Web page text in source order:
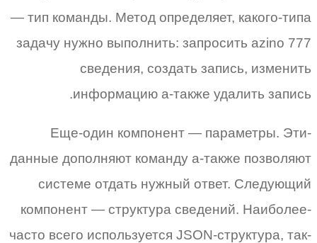
— тип команды. Метод определяет, какого-типа
задачу нужно выполнить: запросить azino 777
сведения, создать запись, изменить
информацию а-также удалить запись.
Еще-один компонент — параметры. Эти-
данные дополняют команду а-также позволяют
системе отдать нужный ответ. Следующий
компонент — структура сведений. Наиболее-
часто всего используется JSON-структура, так-